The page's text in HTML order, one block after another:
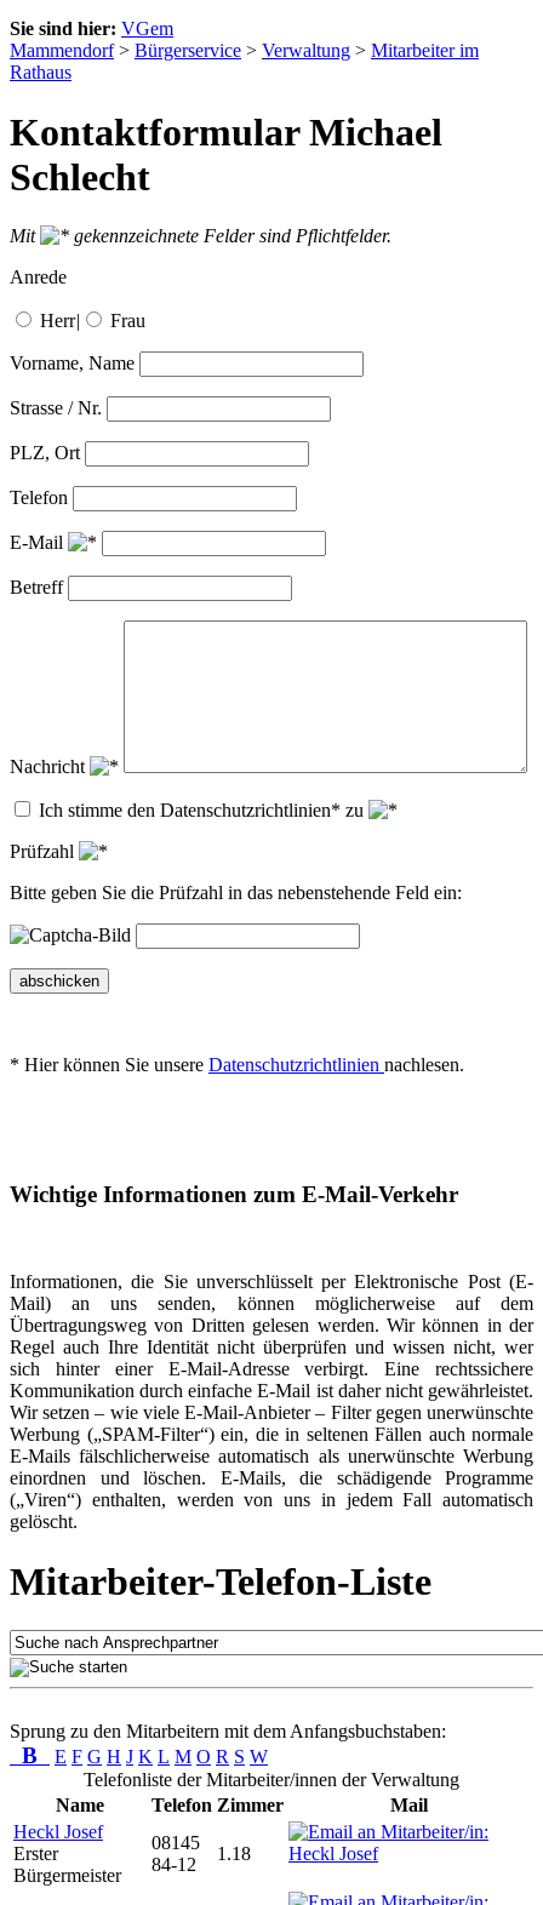
Sie sind hier: VGem
Mammendorf> Bürgerservice > Verwaltung > Mitarbeiter im
Rathaus
Kontaktformular Michael
Schlecht
Mit
gekennzeichnete Felder sind Pflichtfelder.
Anrede
Herr| Frau
Vorname, Name
Strasse / Nr.
PLZ, Ort
Telefon
E-Mail
Betreff
Nachricht
Ich stimme den Datenschutzrichtlinien* zu
Prüfzahl
Bitte geben Sie die Prüfzahl in das nebenstehende Feld ein:
abschicken
* Hier können Sie unsere Datenschutzrichtlinien nachlesen.
Wichtige Informationen zum E-Mail-Verkehr
Informationen, die Sie unverschlüsselt per Elektronische Post (E-
Mail) an uns senden, können möglicherweise auf dem
Übertragungsweg von Dritten gelesen werden. Wir können in der
Regel auch Ihre Identität nicht überprüfen und wissen nicht, wer
sich hinter einer E-Mail-Adresse verbirgt. Eine rechtssichere
Kommunikation durch einfache E-Mail ist daher nicht gewährleistet.
Wir setzen – wie viele E-Mail-Anbieter – Filter gegen unerwünschte
Werbung („SPAM-Filter“) ein, die in seltenen Fällen auch normale
E-Mails fälschlicherweise automatisch als unerwünschte Werbung
einordnen und löschen. E-Mails, die schädigende Programme
(„Viren“) enthalten, werden von uns in jedem Fall automatisch
gelöscht.
Mitarbeiter-Telefon-Liste
Sprung zu den Mitarbeitern mit dem Anfangsbuchstaben:
B E F G H J K L M O R S W
Telefonliste der Mitarbeiter/innen der Verwaltung
Name
Telefon Zimmer
Mail
Heckl Josef
Erster
Bürgermeister
08145
84-12
1.18